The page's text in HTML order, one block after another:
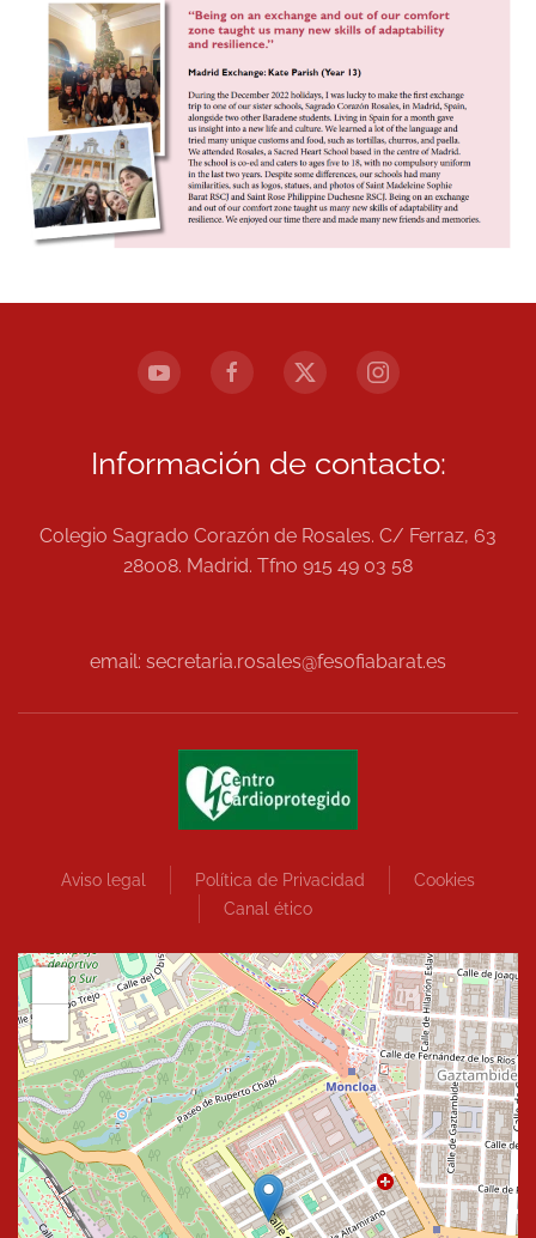
Información de contacto:
Colegio Sagrado Corazón de Rosales. C/ Ferraz, 63
28008. Madrid. Tfno 915 49 03 58
email: secretaria.rosales@fesofiabarat.es
Aviso legal Política de Privacidad
Cookies
Canal ético